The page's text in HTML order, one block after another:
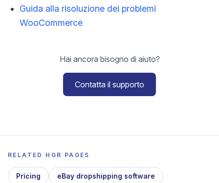
Guida alla risoluzione dei problemi
WooCommerce
Hai ancora bisogno di aiuto?
Contatta il supporto
RELATED HGR PAGES
Pricing eBay dropshipping software